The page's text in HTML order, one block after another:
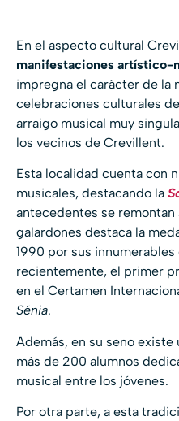
En el aspecto cultural
manifestaciones artístico-
impregna el carácter de la
celebraciones culturales
arraigo musical muy
los vecinos de Crevillent.
Esta localidad cuenta con
musicales, destacando la
antecedentes se remontan
galardones destaca la
1990 por sus innumerables
recientemente, el primer
en el Certamen
Sénia.
Además, en su seno
más de 200 alumnos
musical entre los jóvenes.
Por otra parte, a esta